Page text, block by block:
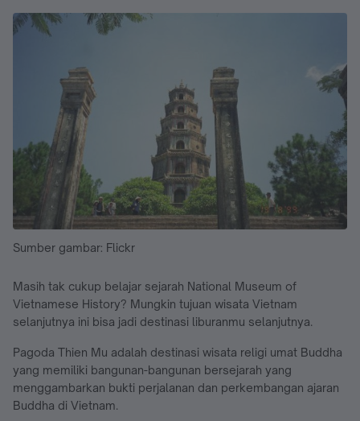
Sumber gambar: Flickr
Masih tak cukup belajar sejarah National Museum of
Vietnamese History? Mungkin tujuan wisata Vietnam
selanjutnya ini bisa jadi destinasi liburanmu selanjutnya.
Pagoda Thien Mu adalah destinasi wisata religi umat Buddha
yang memiliki bangunan-bangunan bersejarah yang
menggambarkan bukti perjalanan dan perkembangan ajaran
Buddha di Vietnam.